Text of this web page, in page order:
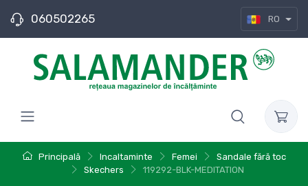
060502265 RO
Principală Incaltaminte Femei
Sandale fără toc
Skechers
119292-BLK-MEDITATION